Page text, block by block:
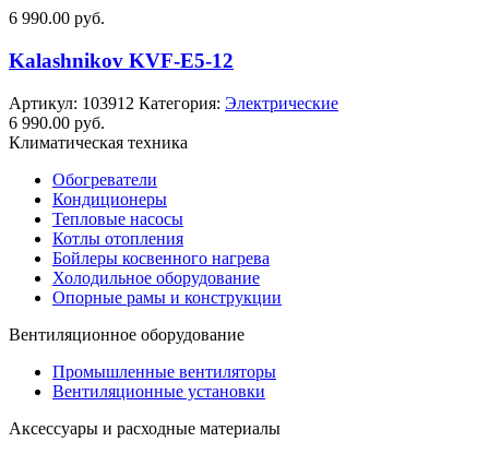
6 990.00 руб.
Kalashnikov KVF-E5-12
Артикул: 103912 Категория: Электрические
6 990.00 руб.
Климатическая техника
Обогреватели
Кондиционеры
Тепловые насосы
Котлы отопления
Бойлеры косвенного нагрева
Холодильное оборудование
Опорные рамы и конструкции
Вентиляционное оборудование
Промышленные вентиляторы
Вентиляционные установки
Аксессуары и расходные материалы